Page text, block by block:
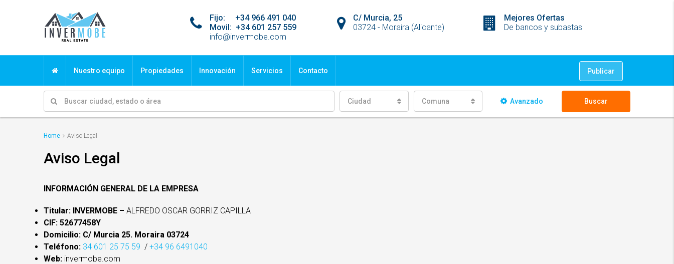
Mejores Ofertas
De bancos y subastas
C/ Murcia, 25
03724 - Moraira (Alicante)
Fijo: +34 966 491 040
Movil: +34 601 257 559
info@invermobe.com
Nuestro equipo Propiedades Innovación Servicios Contacto Publicar
Ciudad Comuna Avanzado Buscar
Home Aviso Legal
Aviso Legal
INFORMACIÓN GENERAL DE LA EMPRESA
Titular: INVERMOBE – ALFREDO OSCAR GORRIZ CAPILLA
CIF: 52677458Y
Domicilio: C/ Murcia 25. Moraira 03724
Teléfono: 34 601 25 75 59 / +34 96 6491040
Web: invermobe.com